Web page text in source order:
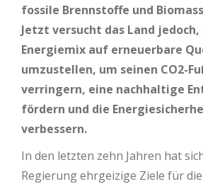
fossile Brennstoffe und
Jetzt versucht das Land jedoch,
Energiemix auf erneuerbare
umzustellen, um seinen CO2-
verringern, eine nachhaltige
fördern und die
verbessern.
In den letzten zehn Jahren hat
Regierung ehrgeizige Ziele für